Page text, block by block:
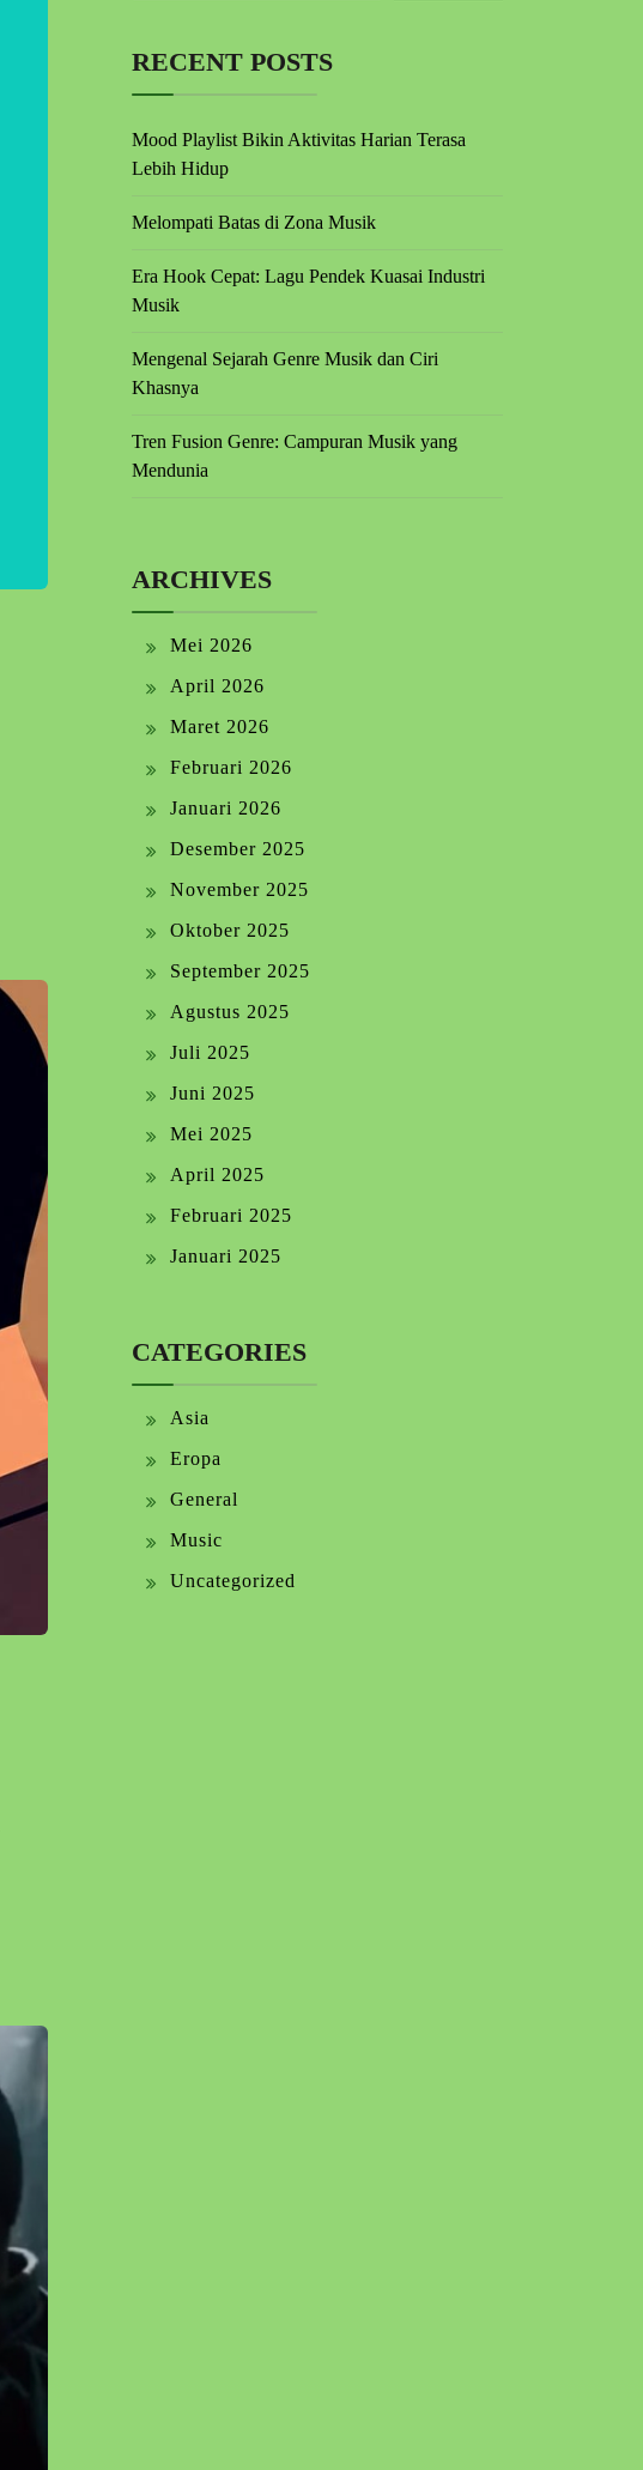
RECENT POSTS
Mood Playlist Bikin Aktivitas Harian Terasa
Lebih Hidup
Melompati Batas di Zona Musik
Era Hook Cepat: Lagu Pendek Kuasai Industri
Musik
Mengenal Sejarah Genre Musik dan Ciri
Khasnya
Tren Fusion Genre: Campuran Musik yang
Mendunia
ARCHIVES
Mei 2026
April 2026
Maret 2026
Februari 2026
Januari 2026
Desember 2025
November 2025
Oktober 2025
September 2025
Agustus 2025
Juli 2025
Juni 2025
Mei 2025
April 2025
Februari 2025
Januari 2025
CATEGORIES
Asia
Eropa
General
Music
Uncategorized